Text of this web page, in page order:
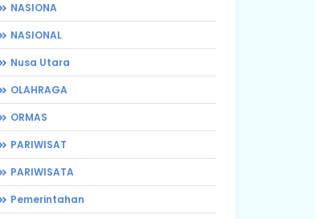
NASIONA
NASIONAL
Nusa Utara
OLAHRAGA
ORMAS
PARIWISAT
PARIWISATA
Pemerintahan